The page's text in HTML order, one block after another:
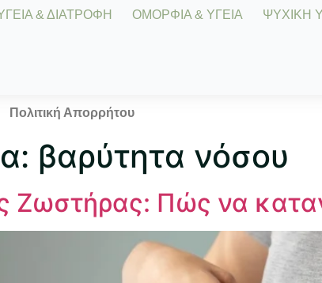
& ΔΙΑΤΡΟΦΗ ΟΜΟΡΦΙΑ & ΥΓΕΙΑ ΨΥΧΙΚΗ
Πολιτική Απορρήτου
βαρύτητα νόσου
Ζωστήρας: Πώς να